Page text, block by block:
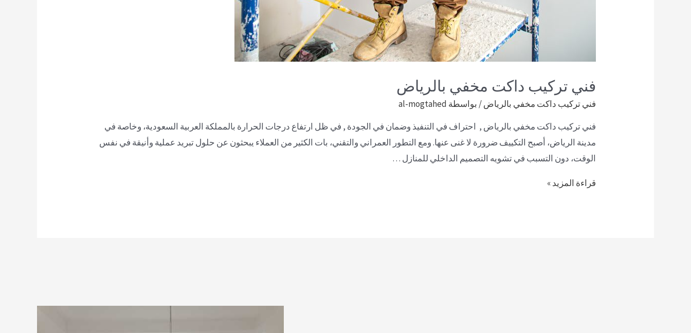
فني تركيب داكت مخفي بالرياض
فني تركيب داكت مخفي بالرياض/ بواسطة al-mogtahed
فني تركيب داكت مخفي بالرياض , احتراف في التنفيذ وضمان في الجودة , في ظل ارتفاع درجات الحرارة بالمملكة العربية السعودية، وخاصة في
مدينة الرياض، أصبح التكييف ضرورة لا غنى عنها. ومع التطور العمراني والتقني، بات الكثير من العملاء يبحثون عن حلول تبريد عملية وأنيقة في نفس
الوقت، دون التسبب في تشويه التصميم الداخلي للمنازل …
قراءة المزيد »